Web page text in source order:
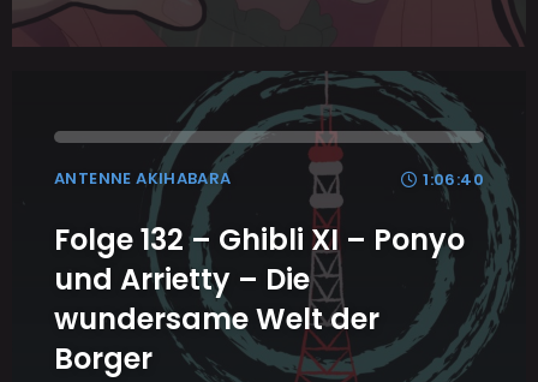
ANTENNE AKIHABARA 1:06:40
Folge 132 – Ghibli XI – Ponyo
und Arrietty – Die
wundersame Welt der
Borger